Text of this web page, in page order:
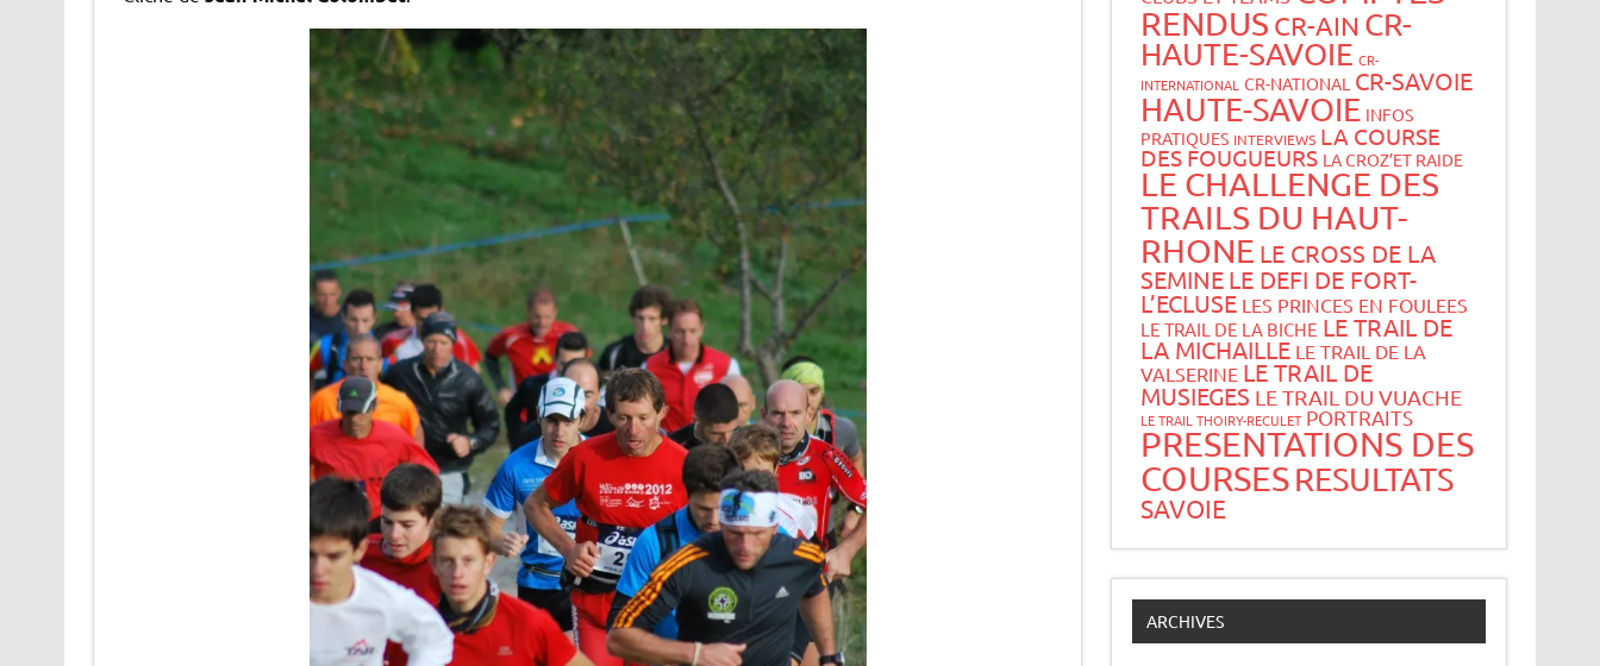
RENDUS CR-AIN CR-
HAUTE-SAVOIE CR-
INTERNATIONAL CR-NATIONAL CR-SAVOIE
HAUTE-SAVOIE INFOS
PRATIQUES INTERVIEWS LA COURSE
DES FOUGUEURS LA CROZ’ET RAIDE
LE CHALLENGE DES
TRAILS DU HAUT-
RHONE LE CROSS DE LA
SEMINE LE DEFI DE FORT-
L’ECLUSE LES PRINCES EN FOULEES
LE TRAIL DE LA BICHE LE TRAIL DE
LA MICHAILLE LE TRAIL DE LA
VALSERINE LE TRAIL DE
MUSIEGES LE TRAIL DU VUACHE
LE TRAIL THOIRY-RECULET PORTRAITS
PRESENTATIONS DES
COURSESRESULTATS
SAVOIE
ARCHIVES